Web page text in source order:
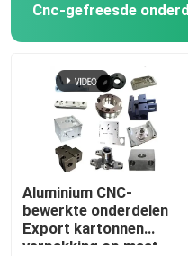
Cnc-gefreesde
Aluminium CNC-
bewerkte onderdelen
Export kartonnen
verpakking op maat